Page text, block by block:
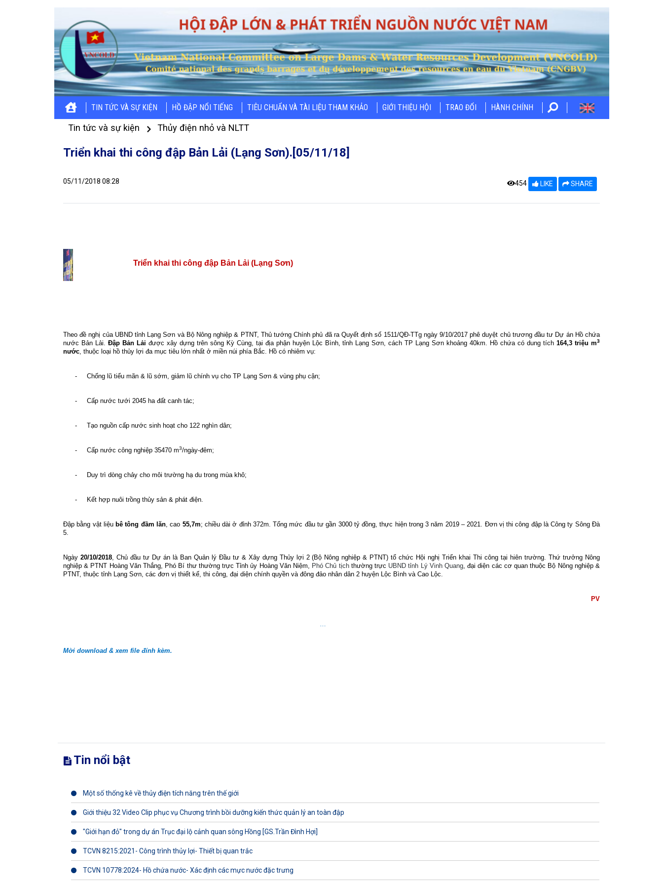
TIN TỨC VÀ SỰ KIỆN HỒ ĐẬP NỔI TIẾNG TIÊU CHUẨN VÀ TÀI LIỆU THAM KHẢO GIỚI THIỆU HỘI TRAO ĐỔI HÀNH CHÍNH
Tin tức và sự kiện Thủy điện nhỏ và NLTT
Triển khai thi công đập Bản Lải (Lạng Sơn).[05/11/18]
05/11/2018 08:28 454 LIKE SHARE
Triển khai thi công đập Bản Lải (Lạng Sơn)
Theo đề nghị của UBND tỉnh Lạng Sơn và Bộ Nông nghiệp & PTNT, Thủ tướng Chính phủ đã ra Quyết định số 1511/QĐ-TTg ngày 9/10/2017 phê duyệt chủ trương đầu tư Dự án Hồ chứa
nước Bản Lải. Đập Bản Lải được xây dựng trên sông Kỳ Cùng, tại địa phận huyện Lộc Bình, tỉnh Lạng Sơn, cách TP Lạng Sơn khoảng 40km. Hồ chứa có dung tích164,3 triệu m3
nước, thuộc loại hồ thủy lợi đa mục tiêu lớn nhất ở miền núi phía Bắc. Hồ có nhiêm vụ:
- Chống lũ tiểu mãn & lũ sớm, giảm lũ chính vụ cho TP Lạng Sơn & vùng phụ cận;
- Cấp nước tưới 2045 ha đất canh tác;
- Tạo nguồn cấp nước sinh hoạt cho 122 nghìn dân;
- Cấp nước công nghiệp 35470 m3/ngày-đêm;
- Duy trì dòng chảy cho môi trường hạ du trong mùa khô;
- Kết hợp nuôi trồng thủy sản & phát điện.
Đập bằng vật liệu bê tông đầm lăn, cao 55,7m; chiều dài ở đỉnh 372m. Tổng mức đầu tư gần 3000 tỷ đồng, thực hiện trong 3 năm 2019 – 2021. Đơn vị thi công đập là Công ty Sông Đà
5.
Ngày 20/10/2018, Chủ đầu tư Dự án là Ban Quản lý Đầu tư & Xây dựng Thủy lợi 2 (Bộ Nông nghiệp & PTNT) tổ chức Hội nghị Triển khai Thi công tại hiên trường. Thứ trưởng Nông
nghiệp & PTNT Hoàng Văn Thắng, Phó Bí thư thường trực Tỉnh ủy Hoàng Văn Niệm, Phó Chủ tịch thường trực UBND tỉnh Lý Vinh Quang, đại diện các cơ quan thuộc Bộ Nông nghiệp &
PTNT, thuộc tỉnh Lạng Sơn, các đơn vị thiết kế, thi công, đại diện chính quyền và đông đảo nhân dân 2 huyện Lộc Bình và Cao Lộc.
PV
…
Mời download & xem file đính kèm.
Tin nổi bật
Một số thống kê về thủy điện tích năng trên thế giới
Giới thiệu 32 Video Clip phục vụ Chương trình bồi dưỡng kiến thức quản lý an toàn đập
"Giới hạn đỏ" trong dự án Trục đại lộ cảnh quan sông Hồng [GS.Trần Đình Hợi]
TCVN 8215:2021- Công trình thủy lợi- Thiết bị quan trắc
TCVN 10778:2024- Hồ chứa nước- Xác định các mực nước đặc trưng